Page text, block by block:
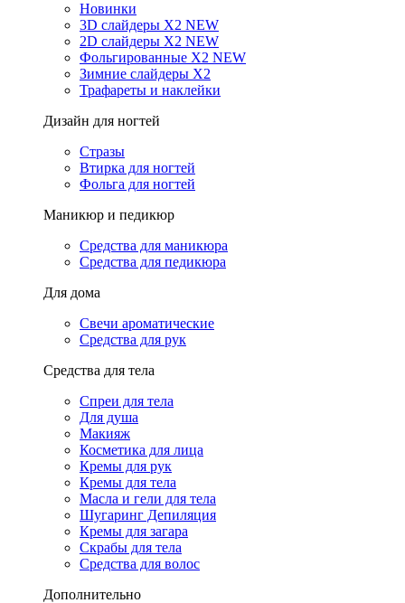
Новинки
3D слайдеры X2 NEW
2D слайдеры X2 NEW
Фольгированные X2 NEW
Зимние слайдеры Х2
Трафареты и наклейки
Дизайн для ногтей
Стразы
Втирка для ногтей
Фольга для ногтей
Маникюр и педикюр
Средства для маникюра
Средства для педикюра
Для дома
Свечи ароматические
Средства для рук
Средства для тела
Спреи для тела
Для душа
Макияж
Косметика для лица
Кремы для рук
Кремы для тела
Масла и гели для тела
Шугаринг Депиляция
Кремы для загара
Скрабы для тела
Средства для волос
Дополнительно